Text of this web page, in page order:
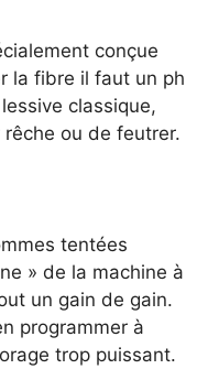
conçue
la fibre il faut un ph
classique,
ou de feutrer.
tentées
» de la machine à
un gain de gain.
programmer à
trop puissant.